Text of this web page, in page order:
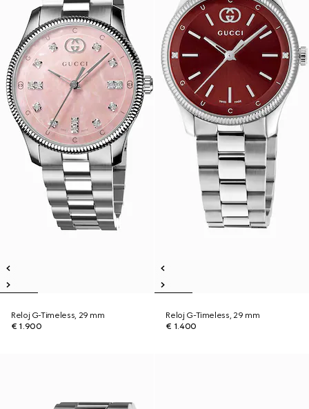
Reloj G-Timeless, 29 mm
€ 1.900
Reloj G-Timeless, 29 mm
€ 1.400